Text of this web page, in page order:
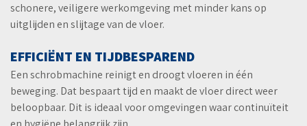
schonere, veiligere werkomgeving met minder kans op
uitglijden en slijtage van de vloer.
EFFICIËNT EN TIJDBESPAREND
Een schrobmachine reinigt en droogt vloeren in één
beweging. Dat bespaart tijd en maakt de vloer direct weer
beloopbaar. Dit is ideaal voor omgevingen waar continuïteit